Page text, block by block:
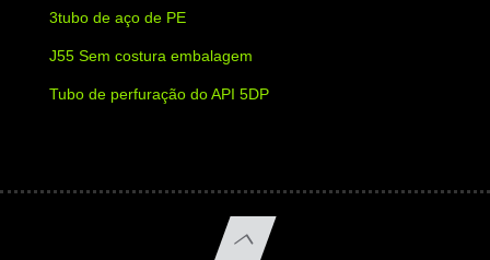
3tubo de aço de PE
J55 Sem costura embalagem
Tubo de perfuração do API 5DP